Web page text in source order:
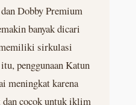
Dobby Premium
banyak dicari
sirkulasi
penggunaan Katun
meningkat karena
cocok untuk iklim